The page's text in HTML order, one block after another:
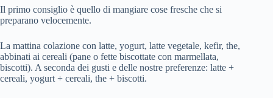
Il primo consiglio è quello di mangiare cose fresche che si
preparano velocemente.
La mattina colazione con latte, yogurt, latte vegetale, kefir, the,
abbinati ai cereali (pane o fette biscottate con marmellata,
biscotti). A seconda dei gusti e delle nostre preferenze: latte +
cereali, yogurt + cereali, the + biscotti.